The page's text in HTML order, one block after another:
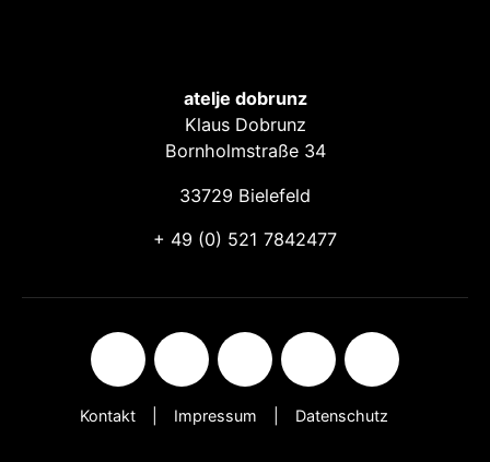
atelje dobrunz
Klaus Dobrunz
Bornholmstraße 34
33729 Bielefeld
+ 49 (0) 521 7842477
Kontakt Impressum Datenschutz